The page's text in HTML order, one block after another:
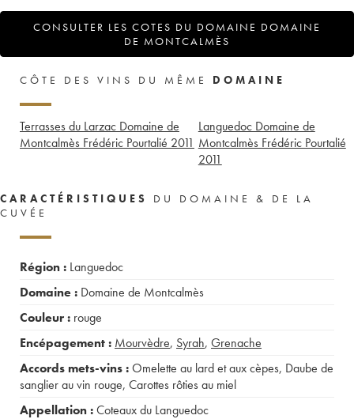
CONSULTER LES COTES DU DOMAINE DOMAINE
DE MONTCALMÈS
CÔTE DES VINS DU MÊME DOMAINE
Terrasses du Larzac Domaine de
Montcalmès Frédéric Pourtalié 2011
Languedoc Domaine de
Montcalmès Frédéric Pourtalié
2011
CARACTÉRISTIQUES
DU DOMAINE & DE LA
CUVÉE
Région : Languedoc
Domaine : Domaine de Montcalmès
Couleur : rouge
Encépagement : Mourvèdre, Syrah, Grenache
Accords mets-vins :Omelette au lard et aux cèpes, Daube de
sanglier au vin rouge, Carottes rôties au miel
Appellation :Coteaux du Languedoc